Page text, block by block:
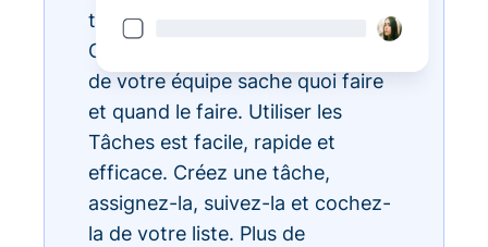
tout au sein de l'écosystème
CRM, pour que chaque membre
de votre équipe sache quoi faire
et quand le faire. Utiliser les
Tâches est facile, rapide et
efficace. Créez une tâche,
assignez-la, suivez-la et cochez-
la de votre liste. Plus de